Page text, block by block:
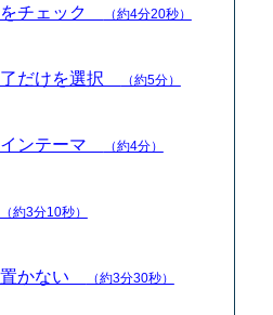
をチェック （約4分20秒）
了だけを選択 （約5分）
インテーマ （約4分）
（約3分10秒）
置かない （約3分30秒）